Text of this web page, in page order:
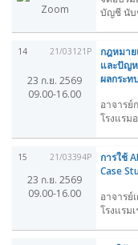
บัญชี นับ
14 21/03121P
23 ก.ย. 2569
09.00-16.00
กฎหมาย
และปัญห
ผลกระท
อาจาร
โรงแรม
15 21/03394P
23 ก.ย. 2569
09.00-16.00
การใช้
Case
อาจารย์
โรงแรม